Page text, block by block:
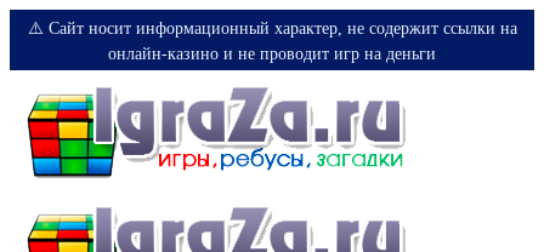
⚠️ Сайт носит информационный характер, не содержит ссылки на
онлайн-казино и не проводит игр на деньги